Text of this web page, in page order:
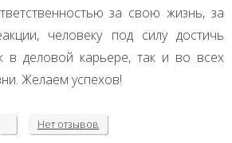
за свою жизнь, за
человеку под силу достичь
в деловой карьере, так и во всех
Желаем успехов!
Нет отзывов